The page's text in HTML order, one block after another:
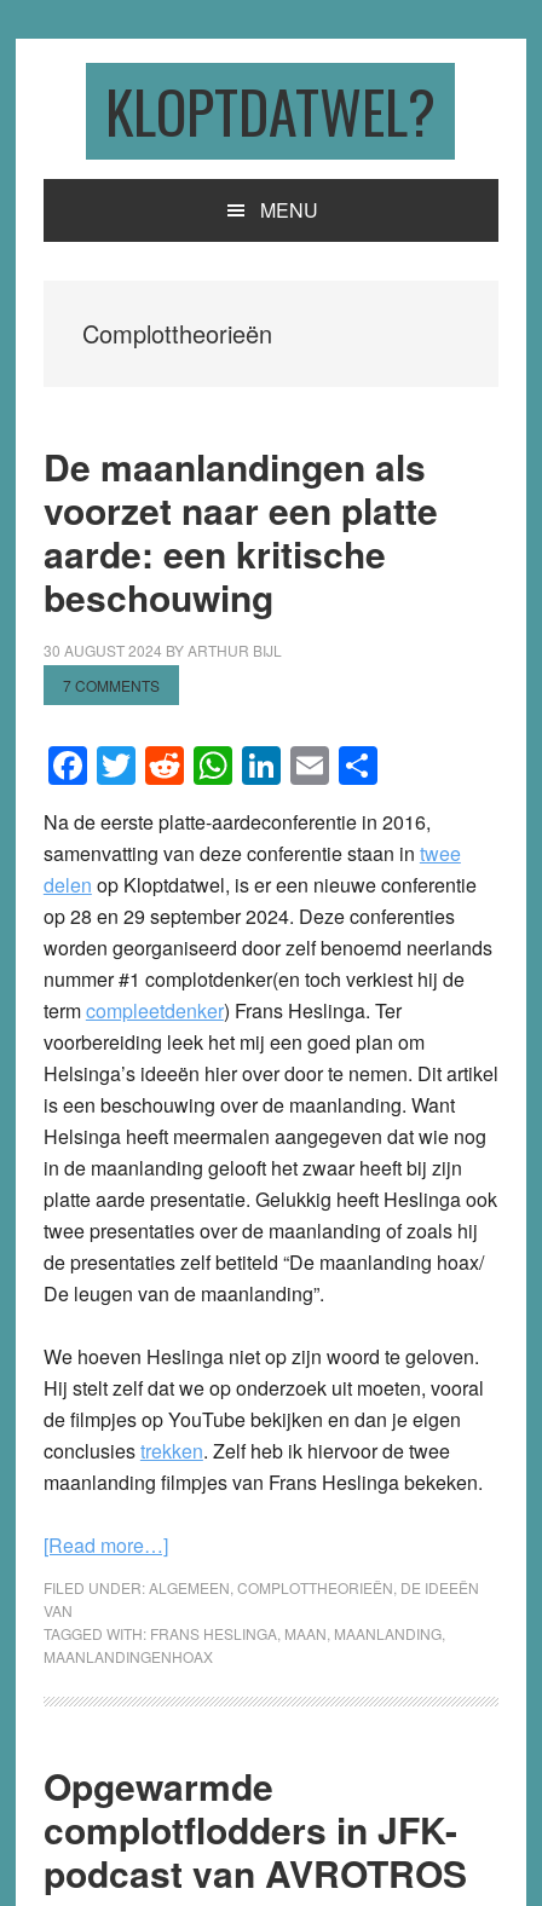
KLOPTDATWEL?
MENU
Complottheorieën
De maanlandingen als
voorzet naar een platte
aarde: een kritische
beschouwing
30 AUGUST 2024 BYARTHUR BIJL
7 COMMENTS
Facebook
Twitter
Reddit
WhatsApp
LinkedIn
EmailShare
Na de eerste platte-aardeconferentie in 2016,
samenvatting van deze conferentie staan in twee
delen op Kloptdatwel, is er een nieuwe conferentie
op 28 en 29 september 2024. Deze conferenties
worden georganiseerd door zelf benoemd neerlands
nummer #1 complotdenker(en toch verkiest hij de
termcompleetdenker) Frans Heslinga. Ter
voorbereiding leek het mij een goed plan om
Helsinga’s ideeën hier over door te nemen. Dit artikel
is een beschouwing over de maanlanding. Want
Helsinga heeft meermalen aangegeven dat wie nog
in de maanlanding gelooft het zwaar heeft bij zijn
platte aarde presentatie. Gelukkig heeft Heslinga ook
twee presentaties over de maanlanding of zoals hij
de presentaties zelf betiteld “De maanlanding hoax/
De leugen van de maanlanding”.
We hoeven Heslinga niet op zijn woord te geloven.
Hij stelt zelf dat we op onderzoek uit moeten, vooral
de filmpjes op YouTube bekijken en dan je eigen
conclusiestrekken. Zelf heb ik hiervoor de twee
maanlanding filmpjes van Frans Heslinga bekeken.
[Read more…]about
als
voorzet
naar
aarde:
een
kritische
beschouwing
FILED UNDER:ALGEMEEN COMPLOTTHEORIEËN DE IDEEËN
VAN
TAGGED WITH: FRANS HESLINGA, MAAN MAANLANDING,
MAANLANDINGENHOAX
Opgewarmde
complotflodders in JFK-
podcast van AVROTROS